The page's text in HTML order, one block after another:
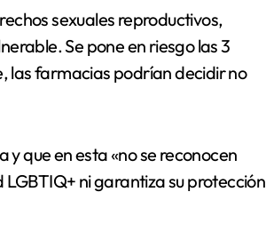
sexuales reproductivos,
Se pone en riesgo las 3
las farmacias podrían decidir no
que en esta «no se reconocen
ni garantiza su protección